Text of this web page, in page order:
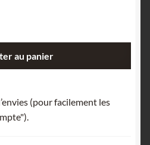
au panier
(pour facilement les